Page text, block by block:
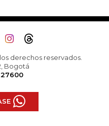
derechos reservados.
Bogotá